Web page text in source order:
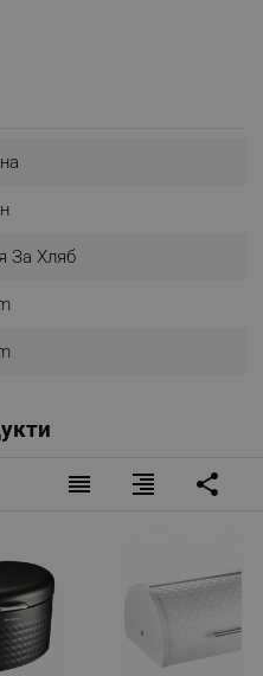
За Хляб
reorder format_align_right share